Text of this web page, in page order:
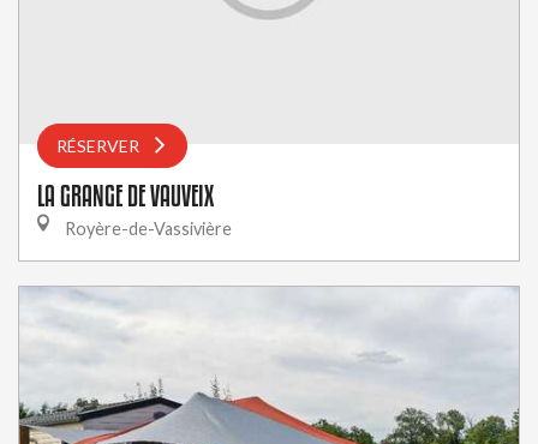
RÉSERVER
LA GRANGE DE VAUVEIX
Royère-de-Vassivière